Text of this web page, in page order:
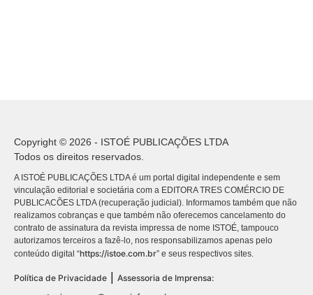
Copyright © 2026 - ISTOÉ PUBLICAÇÕES LTDA
Todos os direitos reservados.
A ISTOÉ PUBLICAÇÕES LTDA é um portal digital independente e sem
vinculação editorial e societária com a EDITORA TRES COMÉRCIO DE
PUBLICACÕES LTDA (recuperação judicial). Informamos também que não
realizamos cobranças e que também não oferecemos cancelamento do
contrato de assinatura da revista impressa de nome ISTOÉ, tampouco
autorizamos terceiros a fazê-lo, nos responsabilizamos apenas pelo
conteúdo digital “https://istoe.com.br” e seus respectivos sites.
Política de Privacidade
Assessoria de Imprensa: